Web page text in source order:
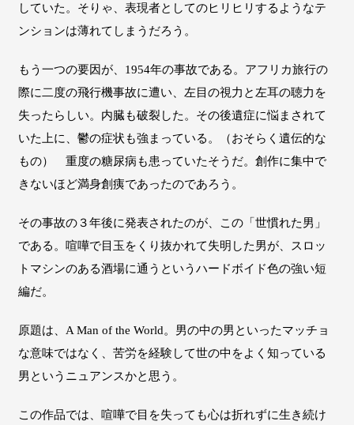
していた。そりゃ、表現者としてのヒリヒリするようなテ
ンションは薄れてしまうだろう。
もう一つの要因が、1954年の事故である。アフリカ旅行の
際に二度の飛行機事故に遭い、左目の視力と左耳の聴力を
失ったらしい。内臓も破裂した。その後遺症に悩まされて
いた上に、鬱の症状も強まっている。（おそらく遺伝的な
もの） 重度の糖尿病も患っていたそうだ。創作に集中で
きないほど満身創痍であったのであろう。
その事故の３年後に発表されたのが、この「世慣れた男」
である。喧嘩で目玉をくり抜かれて失明した男が、スロッ
トマシンのある酒場に通うというハードボイド色の強い短
編だ。
原題は、A Man of the World。男の中の男といったマッチョ
な意味ではなく、苦労を経験して世の中をよく知っている
男というニュアンスかと思う。
この作品では、喧嘩で目を失っても心は折れずに生き続け